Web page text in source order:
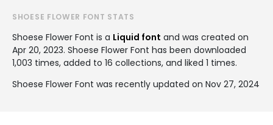
SHOESE FLOWER FONT STATS
Shoese Flower Font is a Liquid font and was created on
Apr 20, 2023. Shoese Flower Font has been downloaded
1,003 times, added to 16 collections, and liked 1 times.
Shoese Flower Font was recently updated on Nov 27, 2024